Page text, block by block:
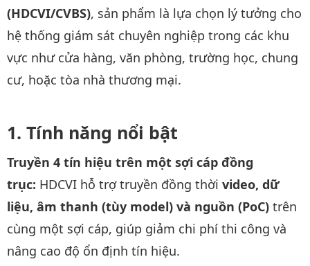
(HDCVI/CVBS), sản phẩm là lựa chọn lý tưởng cho
hệ thống giám sát chuyên nghiệp trong các khu
vực như cửa hàng, văn phòng, trường học, chung
cư, hoặc tòa nhà thương mại.
Tính năng nổi bật
Truyền 4 tín hiệu trên một sợi cáp đồng
trục: HDCVI hỗ trợ truyền đồng thời video, dữ
liệu, âm thanh (tùy model) và nguồn (PoC) trên
cùng một sợi cáp, giúp giảm chi phí thi công và
nâng cao độ ổn định tín hiệu.